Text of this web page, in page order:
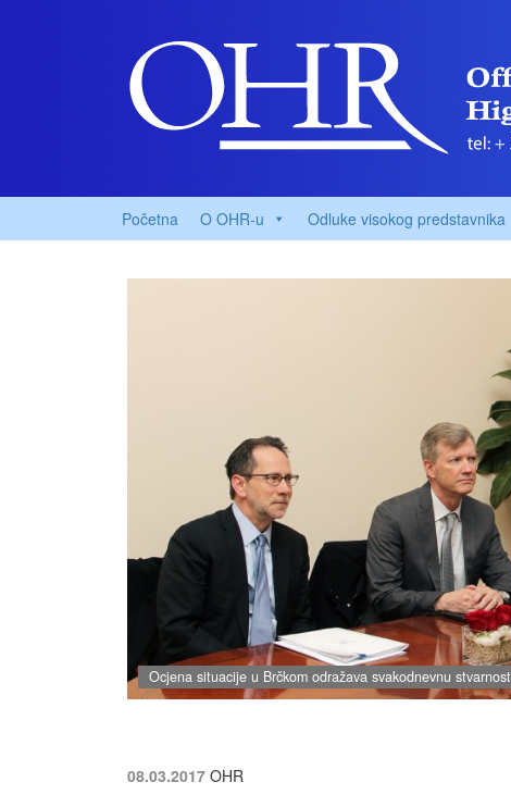
Početna O OHR-u Odluke visokog predstavnika
Ocjena situacije u Brčkom odražava svakodnevnu stvarnost
08.03.2017 OHR